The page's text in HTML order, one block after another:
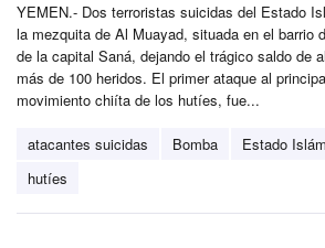
YEMEN.- Dos terroristas suicidas del Estado
la mezquita de Al Muayad, situada en el barrio
de la capital Saná, dejando el trágico saldo de
más de 100 heridos. El primer ataque al
movimiento chiíta de los hutíes, fue...
atacantes suicidas Bomba
Estado
hutíes